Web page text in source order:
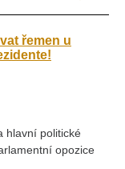
řemen u
hlavní politické
opozice